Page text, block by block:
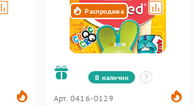
Распродажа
В наличии
Арт. 0416-0129